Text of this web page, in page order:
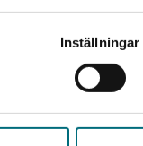
Inställningar